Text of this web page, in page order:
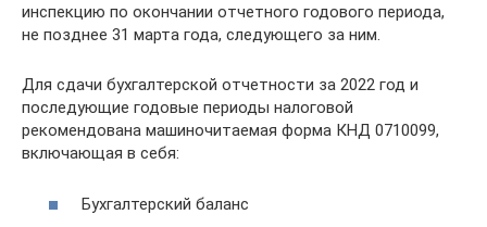
инспекцию по окончании отчетного годового периода,
не позднее 31 марта года, следующего за ним.
Для сдачи бухгалтерской отчетности за 2022 год и
последующие годовые периоды налоговой
рекомендована машиночитаемая форма КНД 0710099,
включающая в себя:
Бухгалтерский баланс